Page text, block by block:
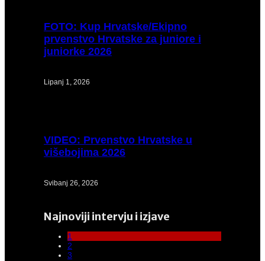
FOTO: Kup Hrvatske/Ekipno
prvenstvo Hrvatske za juniore i
juniorke 2026
Lipanj 1, 2026
VIDEO: Prvenstvo Hrvatske u
višebojima 2026
Svibanj 26, 2026
Najnoviji intervju i izjave
1
2
3